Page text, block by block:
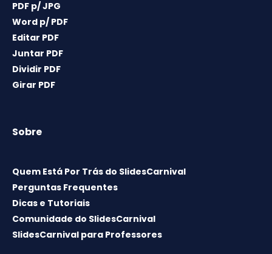
PDF p/ JPG
Word p/ PDF
Editar PDF
Juntar PDF
Dividir PDF
Girar PDF
Sobre
Quem Está Por Trás do SlidesCarnival
Perguntas Frequentes
Dicas e Tutoriais
Comunidade do SlidesCarnival
SlidesCarnival para Professores